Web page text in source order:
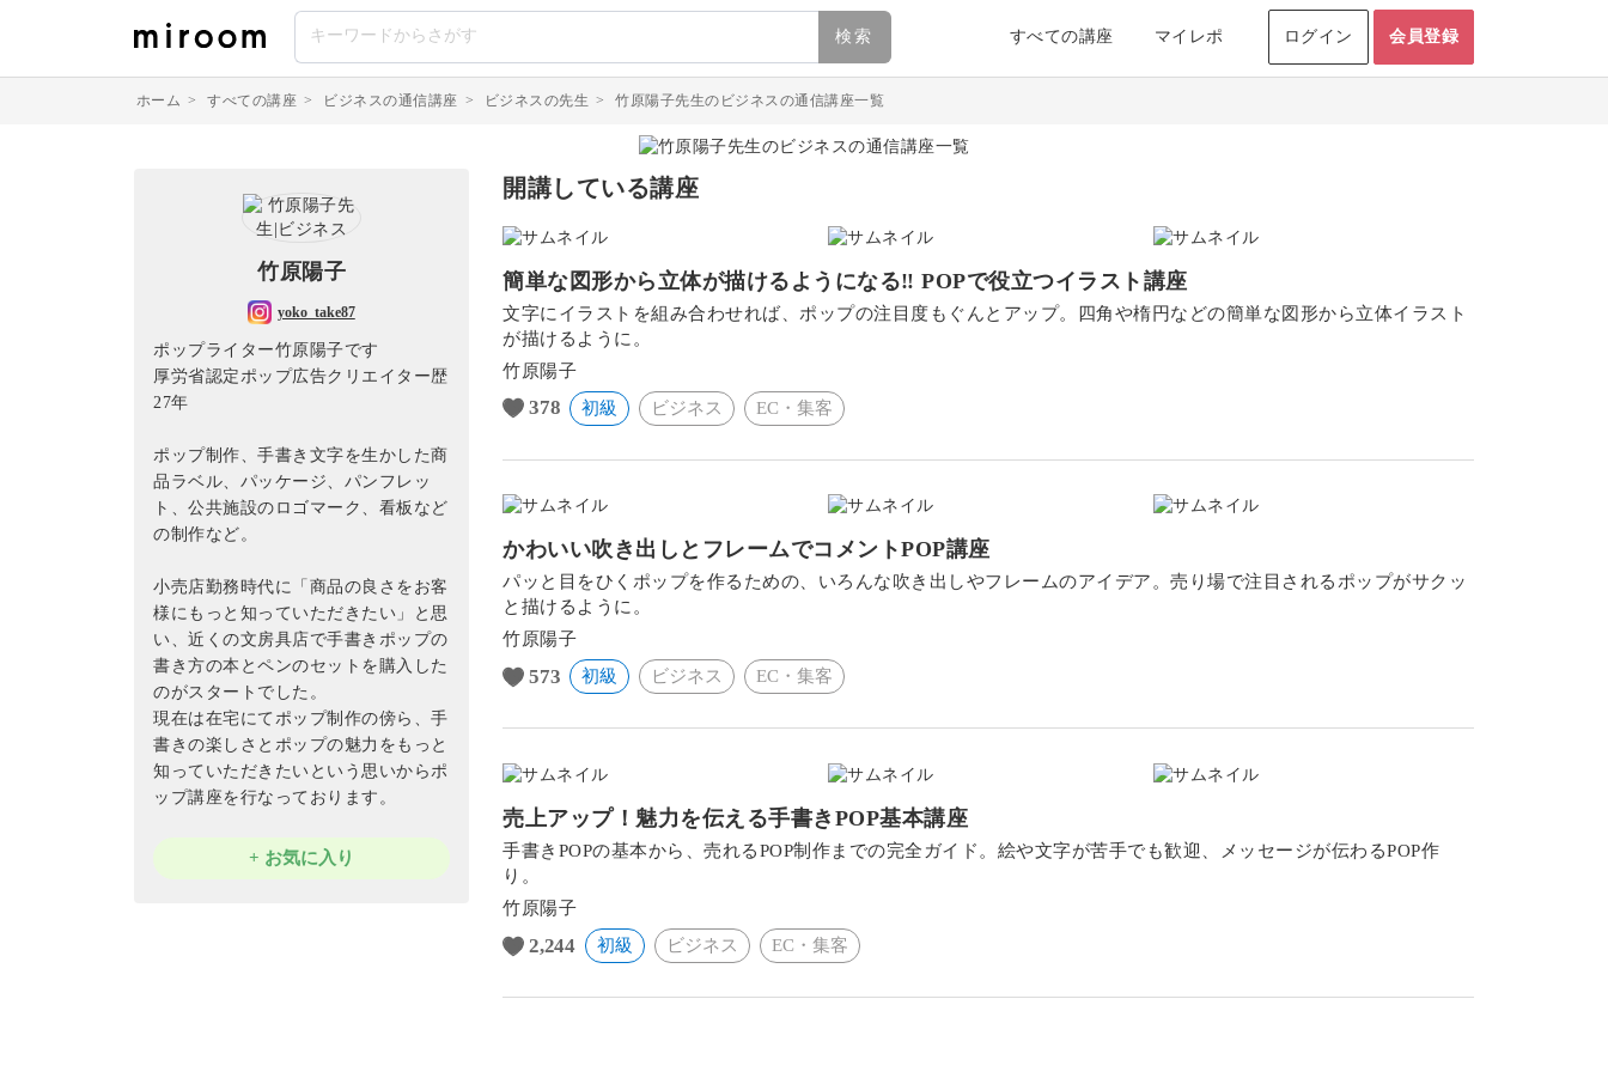
検索 すべての講座 マイレポ ログイン 会員登録
ホーム > すべての講座 > ビジネスの通信講座 > ビジネスの先生 > 竹原陽子先生のビジネスの通信講座一覧
竹原陽子
yoko_take87
ポップライター竹原陽子です
厚労省認定ポップ広告クリエイター歴
27年
ポップ制作、手書き文字を生かした商
品ラベル、パッケージ、パンフレッ
ト、公共施設のロゴマーク、看板など
の制作など。
小売店勤務時代に「商品の良さをお客
様にもっと知っていただきたい」と思
い、近くの文房具店で手書きポップの
書き方の本とペンのセットを購入した
のがスタートでした。
現在は在宅にてポップ制作の傍ら、手
書きの楽しさとポップの魅力をもっと
知っていただきたいという思いからポ
ップ講座を行なっております。
+ お気に入り
開講している講座
簡単な図形から立体が描けるようになる‼ POPで役立つイラスト講座
文字にイラストを組み合わせれば、ポップの注目度もぐんとアップ。四角や楕円などの簡単な図形から立体イラスト
が描けるように。
竹原陽子
378 初級 ビジネス EC・集客
かわいい吹き出しとフレームでコメントPOP講座
パッと目をひくポップを作るための、いろんな吹き出しやフレームのアイデア。売り場で注目されるポップがサクッ
と描けるように。
竹原陽子
573 初級 ビジネス EC・集客
売上アップ！魅力を伝える手書きPOP基本講座
手書きPOPの基本から、売れるPOP制作までの完全ガイド。絵や文字が苦手でも歓迎、メッセージが伝わるPOP作
り。
竹原陽子
2,244 初級 ビジネス EC・集客